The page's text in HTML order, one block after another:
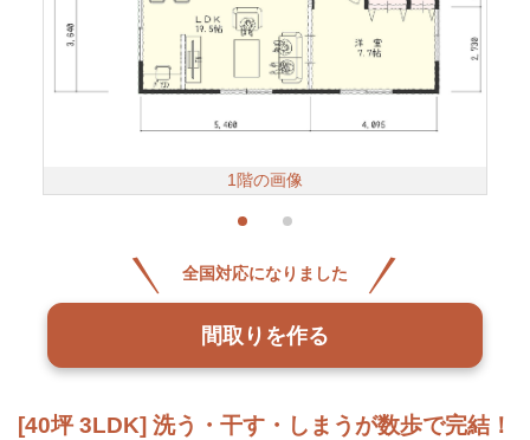
[40坪 3LDK] 洗う・干す・しまうが数歩で完結！
1階の画像
全国対応になりました
間取りを作る